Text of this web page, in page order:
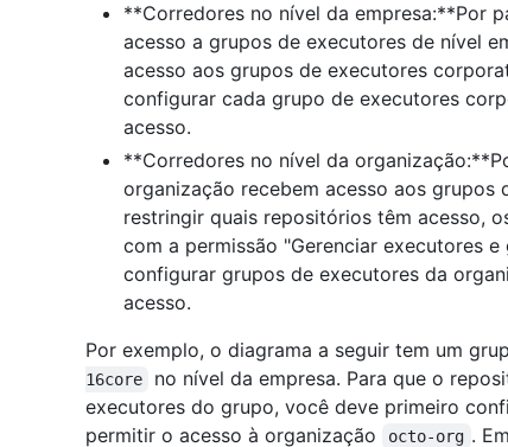
**Corredores no nível da empresa:**Por
acesso a grupos de executores de nível
acesso aos grupos de executores
configurar cada grupo de executores
acesso.
**Corredores no nível da
organização recebem acesso aos grupos
restringir quais repositórios têm acesso,
com a permissão "Gerenciar executores
configurar grupos de executores da
acesso.
Por exemplo, o diagrama a seguir tem um
16core
no nível da empresa. Para que o
executores do grupo, você deve primeiro
permitir o acesso à organização
octo-org .